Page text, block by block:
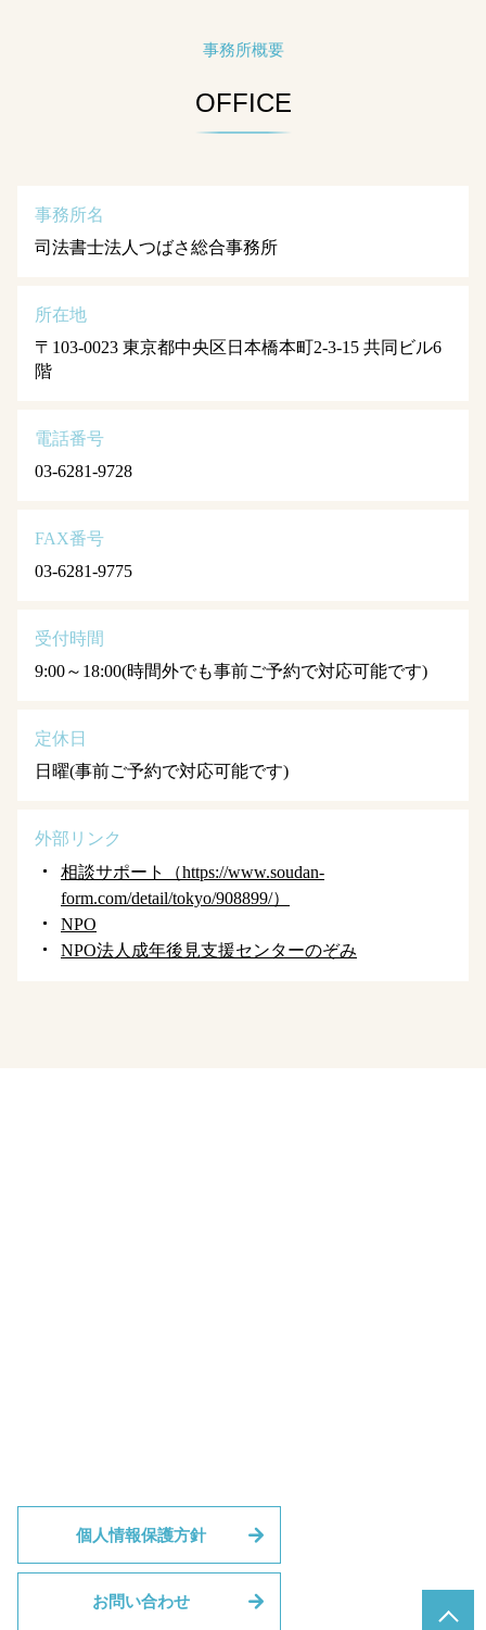
事務所概要
OFFICE
事務所名
司法書士法人つばさ総合事務所
所在地
〒103-0023 東京都中央区日本橋本町2-3-15 共同ビル6
階
電話番号
03-6281-9728
FAX番号
03-6281-9775
受付時間
9:00～18:00(時間外でも事前ご予約で対応可能です)
定休日
日曜(事前ご予約で対応可能です)
外部リンク
相談サポート（https://www.soudan-
form.com/detail/tokyo/908899/）
NPO
NPO法人成年後見支援センターのぞみ
個人情報保護方針
お問い合わせ